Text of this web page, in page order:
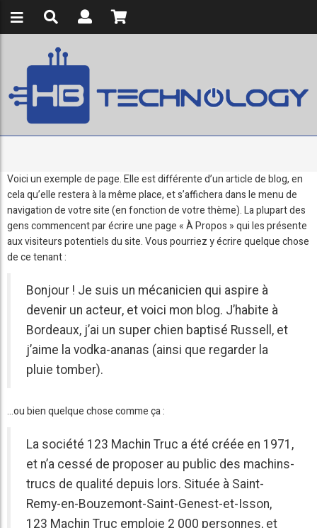
Voici un exemple de page. Elle est différente d’un article de blog, en
cela qu’elle restera à la même place, et s’affichera dans le menu de
navigation de votre site (en fonction de votre thème). La plupart des
gens commencent par écrire une page « À Propos » qui les présente
aux visiteurs potentiels du site. Vous pourriez y écrire quelque chose
de ce tenant :
Bonjour ! Je suis un mécanicien qui aspire à
devenir un acteur, et voici mon blog. J’habite à
Bordeaux, j’ai un super chien baptisé Russell, et
j’aime la vodka-ananas (ainsi que regarder la
pluie tomber).
…ou bien quelque chose comme ça :
La société 123 Machin Truc a été créée en 1971,
et n’a cessé de proposer au public des machins-
trucs de qualité depuis lors. Située à Saint-
Remy-en-Bouzemont-Saint-Genest-et-Isson,
123 Machin Truc emploie 2 000 personnes, et